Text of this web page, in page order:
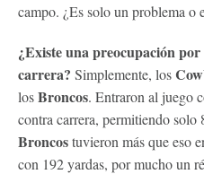
campo. ¿Es solo un problema o
¿Existe una preocupación
carrera? Simplemente, los
losBroncos. Entraron al juego
contra carrera, permitiendo
Broncostuvieron más que eso
con 192 yardas, por mucho un